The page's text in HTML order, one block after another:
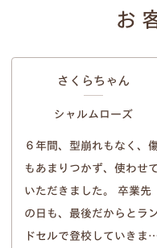
お
さくらちゃん
シャルムローズ
６年間、型崩れもなく、
もあまりつかず、使わせ
いただきました。 卒業先
の日も、最後だからとラ
ドセルで登校していきま